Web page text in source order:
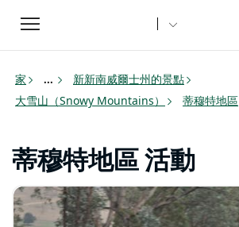
Toggle
navigation
家 ...
新新南威爾士州的景點
大雪山（Snowy Mountains）
蒂穆特地區
蒂穆特地區 活動